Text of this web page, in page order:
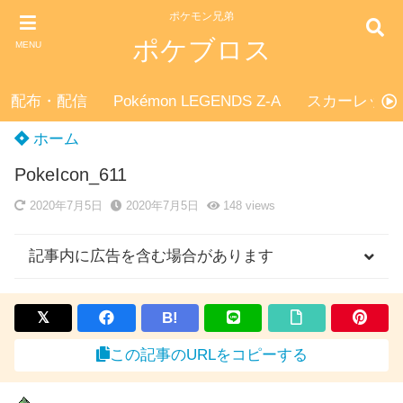
MENU
ポケモン兄弟
ポケブロス
配布・配信 Pokémon LEGENDS Z-A スカーレッ
ホーム
PokeIcon_611
2020年7月5日 2020年7月5日 148views
記事内に広告を含む場合があります
B!
この記事のURLをコピーする